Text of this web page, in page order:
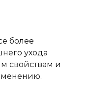
более
ухода
свойствам и